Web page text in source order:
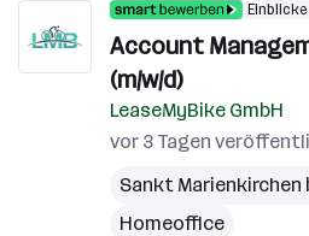
Einblicke
Account
(m/w/d)
LeaseMyBike GmbH
vor 3 Tagen
Sankt Marienkirchen
Homeoffice